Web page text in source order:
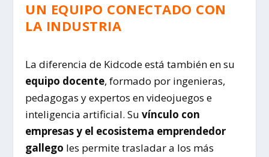
UN EQUIPO CONECTADO CON
LA INDUSTRIA
La diferencia de Kidcode está también en su
equipo docente, formado por ingenieras,
pedagogas y expertos en videojuegos e
inteligencia artificial. Su vínculo con
empresas y el ecosistema emprendedor
gallego les permite trasladar a los más